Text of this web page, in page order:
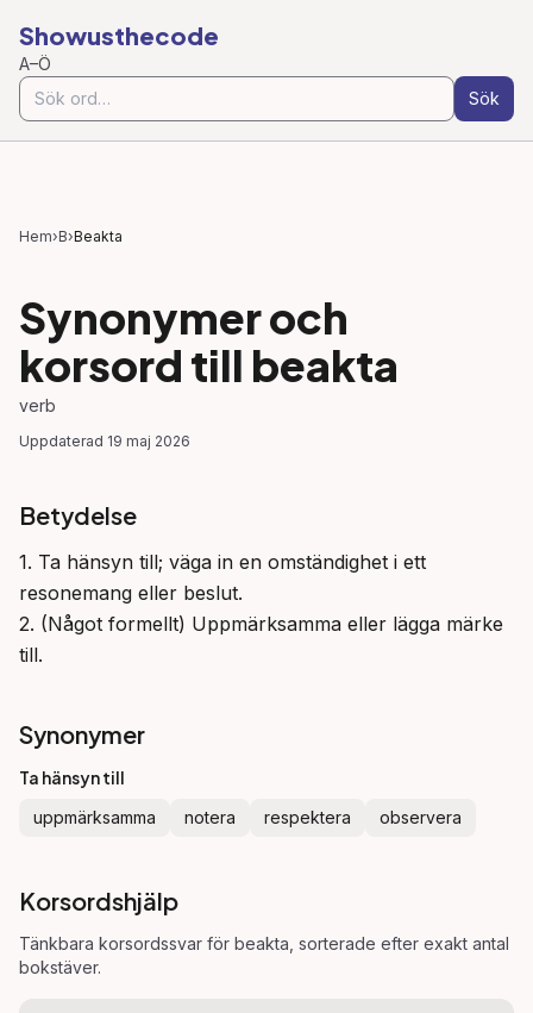
Showusthecode
A–Ö
Sök
Hem›B›Beakta
Synonymer och
korsord till beakta
verb
Uppdaterad 19 maj 2026
Betydelse
1. Ta hänsyn till; väga in en omständighet i ett
resonemang eller beslut.
2. (Något formellt) Uppmärksamma eller lägga märke
till.
Synonymer
Ta hänsyn till
uppmärksamma notera respektera observera
Korsordshjälp
Tänkbara korsordssvar för beakta , sorterade efter exakt antal
bokstäver.